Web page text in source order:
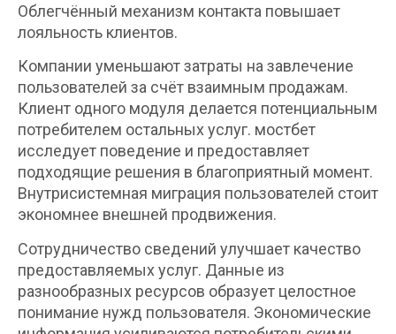
Облегчённый механизм контакта повышает
лояльность клиентов.
Компании уменьшают затраты на завлечение
пользователей за счёт взаимным продажам.
Клиент одного модуля делается потенциальным
потребителем остальных услуг. мостбет
исследует поведение и предоставляет
подходящие решения в благоприятный момент.
Внутрисистемная миграция пользователей стоит
экономнее внешней продвижения.
Сотрудничество сведений улучшает качество
предоставляемых услуг. Данные из
разнообразных ресурсов образует целостное
понимание нужд пользователя. Экономические